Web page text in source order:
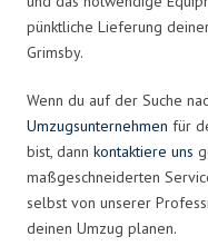
pünktliche Lieferung
Grimsby.
Wenn du auf der Suche
Umzugsunternehmen für
bist, dann kontaktiere uns
maßgeschneiderten
selbst von unserer
deinen Umzug planen.